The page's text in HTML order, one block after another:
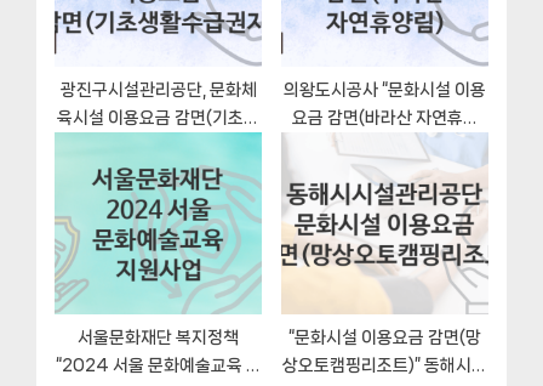
광진구시설관리공단, 문화체
육시설 이용요금 감면(기초생
신청 구비서류와 일정
의왕도시공사 “문화시설 이용
요금 감면(바라산 자연휴양
림)” 복지 지원혜택 신청조건
과 자격조건
서울문화재단 복지정책
“2024 서울 문화예술교육 지
“문화시설 이용요금 감면(망
상오토캠핑리조트)” 동해시시